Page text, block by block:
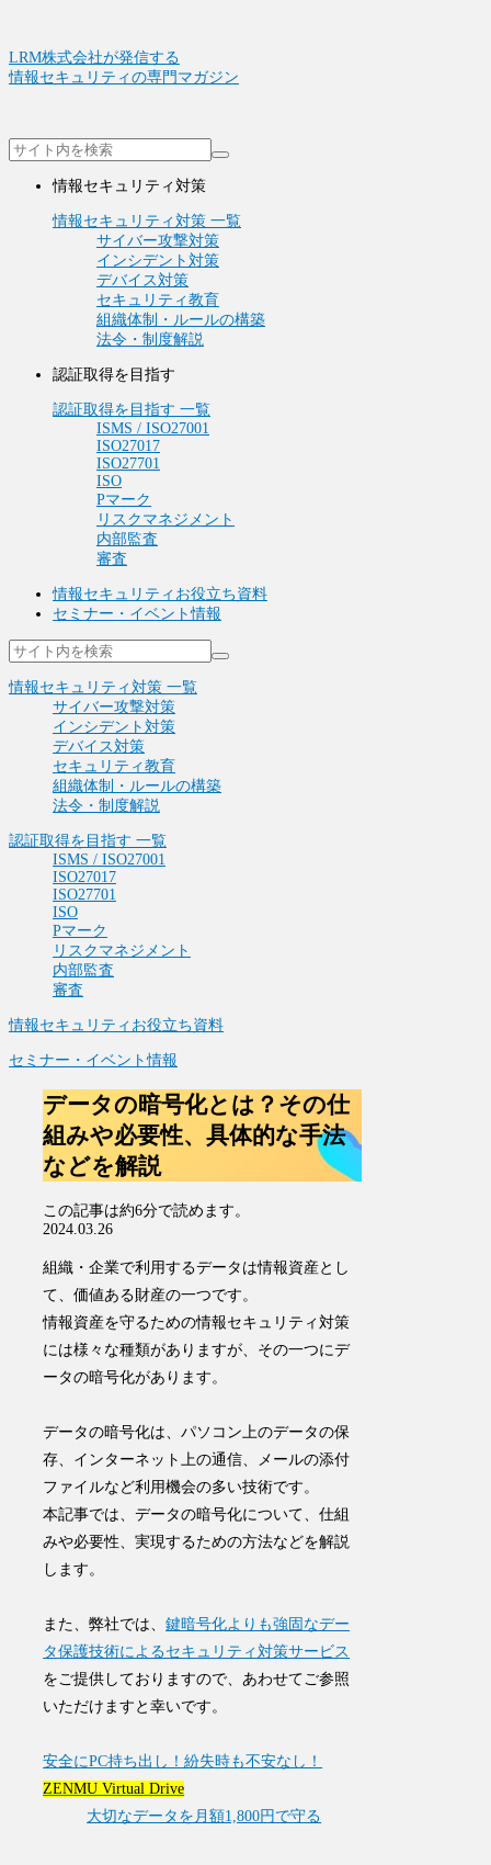
LRM株式会社が発信する
情報セキュリティの専門マガジン
情報セキュリティ対策
情報セキュリティ対策 一覧
サイバー攻撃対策
インシデント対策
デバイス対策
セキュリティ教育
組織体制・ルールの構築
法令・制度解説
認証取得を目指す
認証取得を目指す 一覧
ISMS / ISO27001
ISO27017
ISO27701
ISO
Pマーク
リスクマネジメント
内部監査
審査
情報セキュリティお役立ち資料
セミナー・イベント情報
情報セキュリティ対策 一覧
サイバー攻撃対策
インシデント対策
デバイス対策
セキュリティ教育
組織体制・ルールの構築
法令・制度解説
認証取得を目指す 一覧
ISMS / ISO27001
ISO27017
ISO27701
ISO
Pマーク
リスクマネジメント
内部監査
審査
情報セキュリティお役立ち資料
セミナー・イベント情報
データの暗号化とは？その仕
組みや必要性、具体的な手法
などを解説
この記事は約6分で読めます。
2024.03.26
組織・企業で利用するデータは情報資産とし
て、価値ある財産の一つです。
情報資産を守るための情報セキュリティ対策
には様々な種類がありますが、その一つにデ
ータの暗号化があります。
データの暗号化は、パソコン上のデータの保
存、インターネット上の通信、メールの添付
ファイルなど利用機会の多い技術です。
本記事では、データの暗号化について、仕組
みや必要性、実現するための方法などを解説
します。
また、弊社では、鍵暗号化よりも強固なデー
タ保護技術によるセキュリティ対策サービス
をご提供しておりますので、あわせてご参照
いただけますと幸いです。
安全にPC持ち出し！紛失時も不安なし！
ZENMU Virtual Drive
大切なデータを月額1,800円で守る